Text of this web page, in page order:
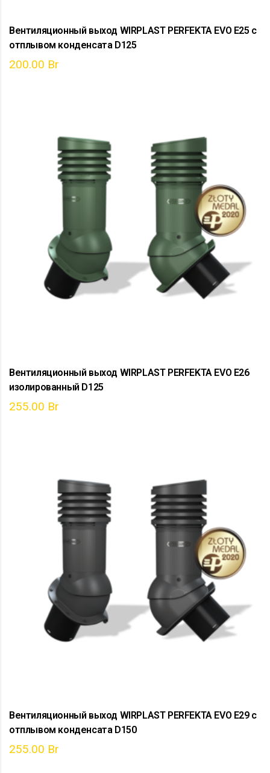
Вентиляционный выход WIRPLAST PERFEKTA EVO E25 с
отплывом конденсата D125
200.00 Br
Вентиляционный выход WIRPLAST PERFEKTA EVO E26
изолированный D125
255.00 Br
Вентиляционный выход WIRPLAST PERFEKTA EVO E29 с
отплывом конденсата D150
255.00 Br